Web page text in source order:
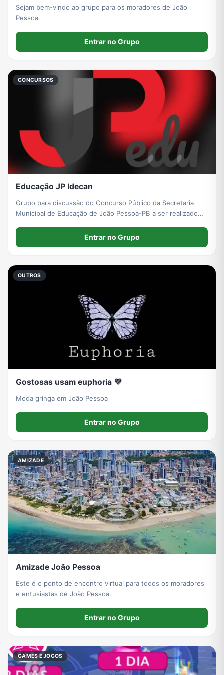
Sejam bem-vindo ao grupo para os moradores de João
Pessoa.
Entrar no Grupo
CONCURSOS
Educação JP Idecan
Grupo para discussão do Concurso Público da Secretaria
Municipal de Educação de João Pessoa-PB a ser realizado
Entrar no Grupo
OUTROS
Gostosas usam euphoria 💜
Moda gringa em João Pessoa
Entrar no Grupo
AMIZADE
Amizade João Pessoa
Este é o ponto de encontro virtual para todos os moradores
e entusiastas de João Pessoa.
Entrar no Grupo
GAMES E JOGOS